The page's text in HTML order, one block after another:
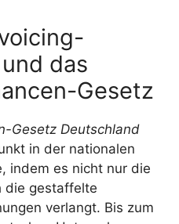
das
Gesetz
Gesetz Deutschland
in der nationalen
indem es nicht nur die
die gestaffelte
verlangt. Bis zum